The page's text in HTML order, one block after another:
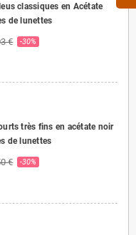
classiques en Acétate
de lunettes
€ -30%
très fins en acétate noir
de lunettes
€ -30%